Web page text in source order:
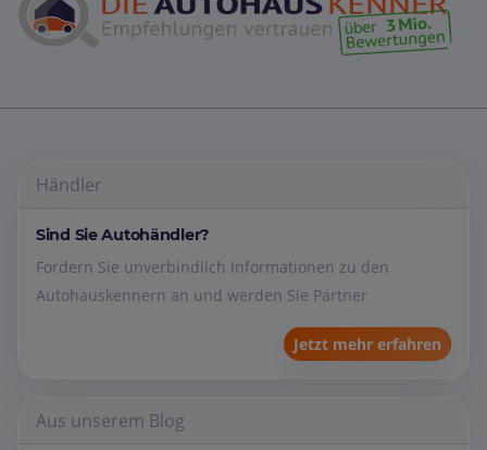
Händler
Sind Sie Autohändler?
Fordern Sie unverbindlich Informationen zu den
Autohauskennern an und werden Sie Partner
Jetzt mehr erfahren
Aus unserem Blog